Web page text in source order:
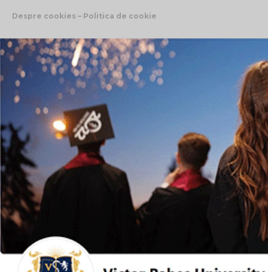
Despre cookies – Politica de cookie